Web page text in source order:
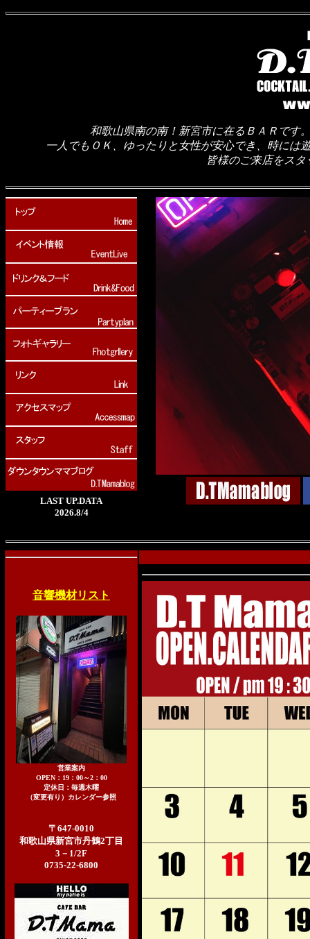
和歌山県南の南！新宮市に在るＢＡＲです
一人でもＯＫ、ゆったりと女性が安心でき、時には
皆様のご来店をス
LAST UP.DATA
2026.8/4
音響機材リスト
営業案内
OPEN：19：00～2：00
定休日：毎週木曜
（変更有り）カレンダー参照
〒647-0010
和歌山県新宮市丹鶴2丁目
3－1/2F
0735-22-6800